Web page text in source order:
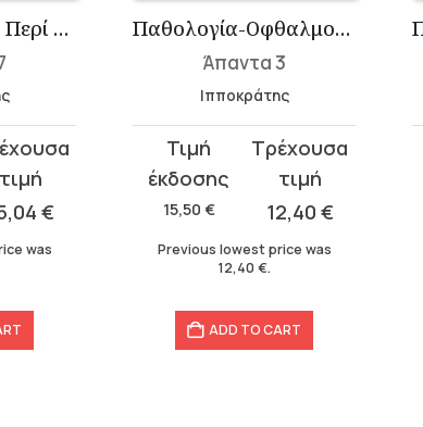
Γυναικολογία 1: Περί Γυναικείων Α΄
€
was
Παθολογία-Οφθαλμολογία: Περί Αέρων, Υδάτων, Τόπων, Περί Χυμών, Περί Φυσών, Περί Κρίσιων, Περί Κρισίμων, Περί Όψιος
Άπαντα 3
Ιπποκράτης
15,50 €
Original
price
was:
15,50 €.
12,40 €
Current
price
12,40 €.
Previous lowest price was
12,40€.
ADD TO CART